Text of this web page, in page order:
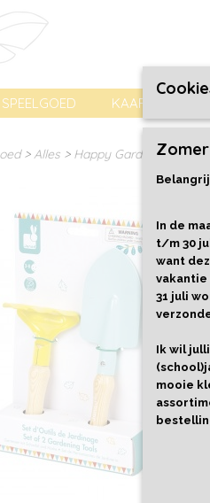
SPEELGOED KAARTEN,
>Alles > Happy Garden
In de
t/m 30
want
vakantie
31 juli
Ik wil
mooie